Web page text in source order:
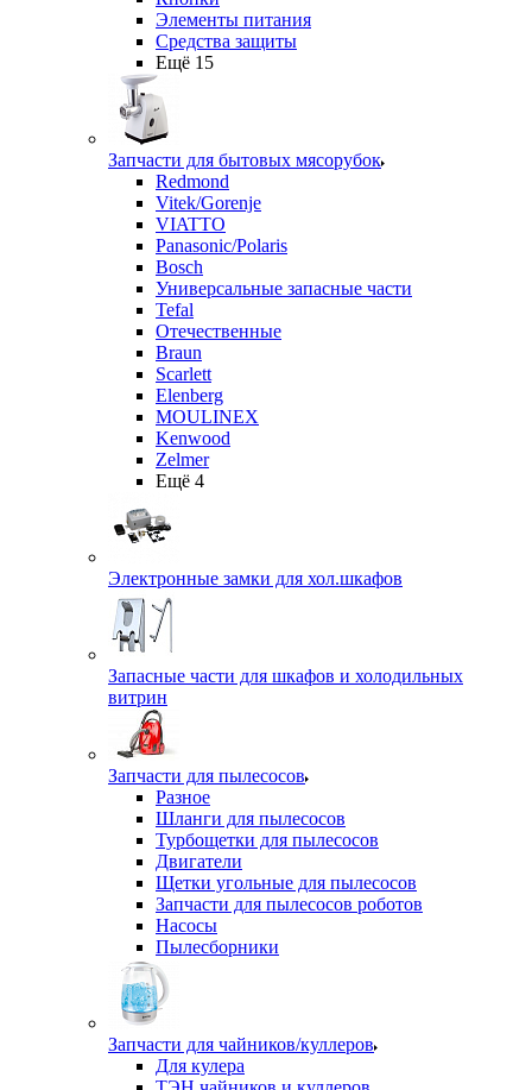
Элементы питания
Средства защиты
Ещё 15
Запчасти для бытовых мясорубок
Redmond
Vitek/Gorenje
VIATTO
Panasonic/Polaris
Bosch
Универсальные запасные части
Tefal
Отечественные
Braun
Scarlett
Elenberg
MOULINEX
Kenwood
Zelmer
Ещё 4
Электронные замки для хол.шкафов
Запасные части для шкафов и холодильных
витрин
Запчасти для пылесосов
Разное
Шланги для пылесосов
Турбощетки для пылесосов
Двигатели
Щетки угольные для пылесосов
Запчасти для пылесосов роботов
Насосы
Пылесборники
Запчасти для чайников/куллеров
Для кулера